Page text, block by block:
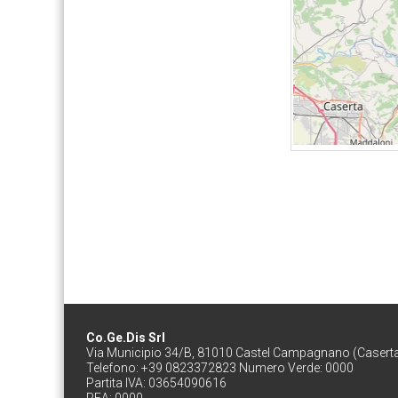
Co.Ge.Dis Srl
Via Municipio 34/B, 81010 Castel Campagnano
Telefono: +39 0823372823 Numero Verde: 0000
Partita IVA: 03654090616